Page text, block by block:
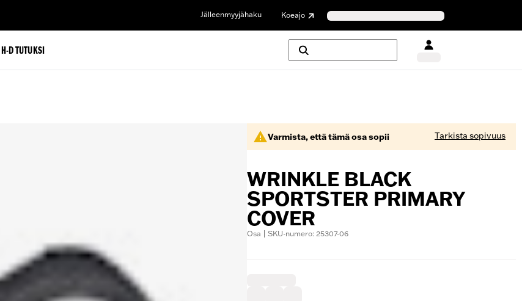
Jälleenmyyjähaku Koeajo
H-D TUTUKSI
Varmista, että tämä osa sopii Tarkista sopivuus
WRINKLE BLACK
SPORTSTER PRIMARY
COVER
Osa | SKU-numero: 25307-06